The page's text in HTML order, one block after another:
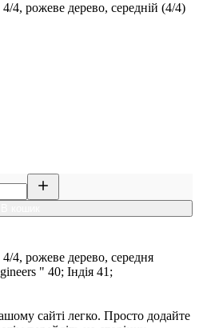
4, рожеве дерево, середній (4/4)
4, рожеве дерево, середня
" 40; Індія 41;
сайті легко. Просто додайте